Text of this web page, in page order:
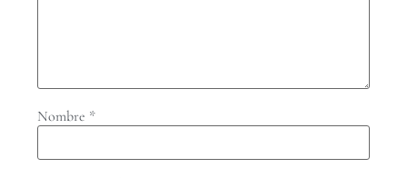
Nombre *